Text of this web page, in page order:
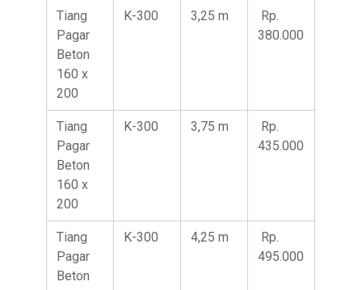
Tiang
Pagar
Beton
160 x
200
K-300 3,25 m
Rp.
380.000
Tiang
Pagar
Beton
160 x
200
K-300 3,75 m
Rp.
435.000
Tiang
Pagar
Beton
K-300 4,25 m
Rp.
495.000